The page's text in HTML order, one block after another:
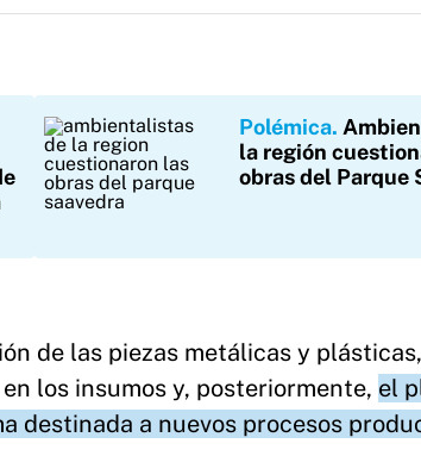
Polémica
la región
obras del Parque
de las piezas metálicas y
los insumos y, posteriormente, el
destinada a nuevos procesos